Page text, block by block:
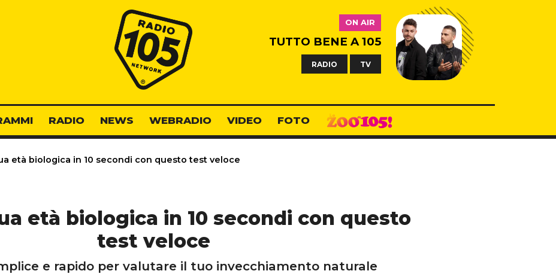
Radio 105
ON AIR
TUTTO BENE A 105
RADIO TV
RADIO NEWS WEBRADIO VIDEO FOTO
età biologica in 10 secondi con questo test veloce
età biologica in 10 secondi con questo
test veloce
e rapido per valutare il tuo invecchiamento naturale